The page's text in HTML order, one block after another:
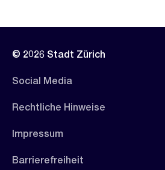
© 2026 Stadt Zürich
Social Media
Rechtliche Hinweise
Impressum
Barrierefreiheit